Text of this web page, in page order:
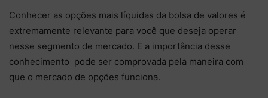
Conhecer as opções mais líquidas da bolsa de valores é
extremamente relevante para você que deseja operar
nesse segmento de mercado. E a importância desse
conhecimento pode ser comprovada pela maneira com
que o mercado de opções funciona.